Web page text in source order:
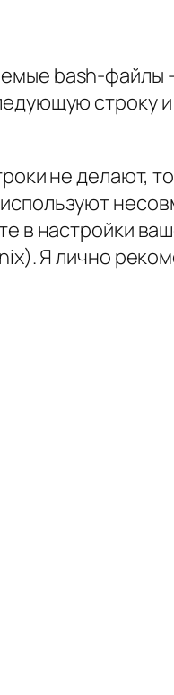
bash-файлы
строку
не делают,
в настройки
Я лично